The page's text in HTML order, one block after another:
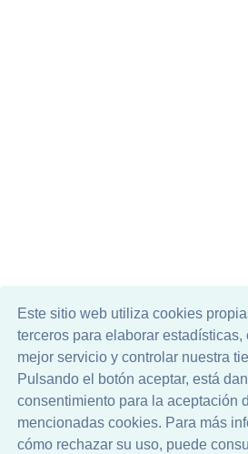
Este sitio web utiliza cookies
terceros para elaborar estadísticas,
mejor servicio y controlar nuestra
Pulsando el botón aceptar, está
consentimiento para la aceptación
mencionadas cookies. Para más
cómo rechazar su uso, puede